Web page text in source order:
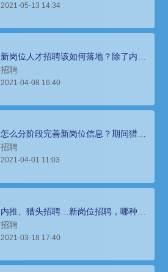
2021-05-13 14:34
新岗位人才招聘该如何落地？除了内部
沟通，是否还需要猎头等外部渠道？
招聘
2021-04-08 16:40
怎么分阶段完善新岗位信息？期间猎头
公司有什么作用？
招聘
2021-04-01 11:03
内推、猎头招聘…新岗位招聘，哪种招
聘方式更加适合？
招聘
2021-03-18 17:40